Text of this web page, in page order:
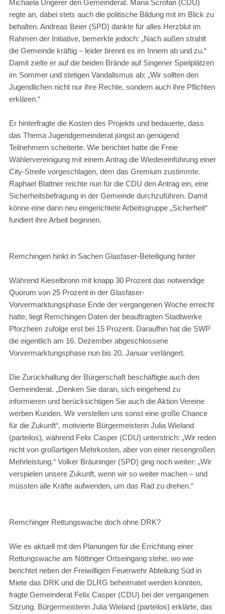
Michaela Ungerer den Gemeinderat. Maria Scrofan (CDU)
regte an, dabei stets auch die politische Bildung mit im Blick zu
behalten. Andreas Beier (SPD) dankte für alles Herzblut im
Rahmen der Initiative, bemerkte jedoch: „Nach außen strahlt
die Gemeinde kräftig – leider brennt es im Innern ab und zu.“
Damit zielte er auf die beiden Brände auf Singener Spielplätzen
im Sommer und stetigen Vandalismus ab: „Wir sollten den
Jugendlichen nicht nur ihre Rechte, sondern auch ihre Pflichten
erklären.“
Er hinterfragte die Kosten des Projekts und bedauerte, dass
das Thema Jugendgemeinderat jüngst an genügend
Teilnehmern scheiterte. Wie berichtet hatte die Freie
Wählervereinigung mit einem Antrag die Wiedereinführung einer
City-Streife vorgeschlagen, dem das Gremium zustimmte.
Raphael Blattner reichte nun für die CDU den Antrag ein, eine
Sicherheitsbefragung in der Gemeinde durchzuführen. Damit
könne eine dann neu eingerichtete Arbeitsgruppe „Sicherheit“
fundiert ihre Arbeit beginnen.
Remchingen hinkt in Sachen Glasfaser-Beteiligung hinter
Während Kieselbronn mit knapp 30 Prozent das notwendige
Quorum von 25 Prozent in der Glasfaser-
Vorvermarktungsphase Ende der vergangenen Woche erreicht
hatte, liegt Remchingen Daten der beauftragten Stadtwerke
Pforzheim zufolge erst bei 15 Prozent. Daraufhin hat die SWP
die eigentlich am 16. Dezember abgeschlossene
Vorvermarktungsphase nun bis 20. Januar verlängert.
Die Zurückhaltung der Bürgerschaft beschäftigte auch den
Gemeinderat. „Denken Sie daran, sich eingehend zu
informieren und berücksichtigen Sie auch die Aktion Vereine
werben Kunden. Wir verstellen uns sonst eine große Chance
für die Zukunft“, motivierte Bürgermeisterin Julia Wieland
(parteilos), während Felix Casper (CDU) unterstrich: „Wir reden
nicht von großartigen Mehrkosten, aber von einer riesengroßen
Mehrleistung.“ Volker Bräuninger (SPD) ging noch weiter: „Wir
verspielen unsere Zukunft, wenn wir so weiter machen – und
müssten alle Kräfte aufwenden, um das Rad zu drehen.“
Remchinger Rettungswache doch ohne DRK?
Wie es aktuell mit den Planungen für die Errichtung einer
Rettungswache am Nöttinger Ortseingang stehe, wo wie
berichtet neben der Freiwilligen Feuerwehr Abteilung Süd in
Miete das DRK und die DLRG beheimatet werden könnten,
fragte Gemeinderat Felix Casper (CDU) bei der vergangenen
Sitzung. Bürgermeisterin Julia Wieland (parteilos) erklärte, das